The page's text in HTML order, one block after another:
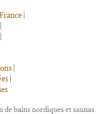
|
|
|
bains nordiques et saunas